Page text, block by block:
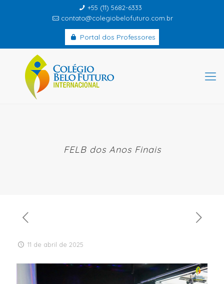
+55 (11) 5682-6333
contato@colegiobelofuturo.com.br
Portal dos Professores
FELB dos Anos Finais
11 de abril de 2025